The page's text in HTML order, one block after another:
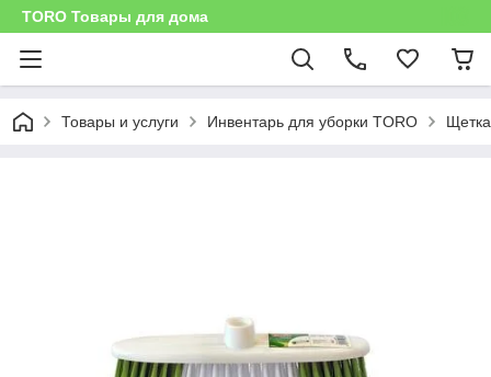
TORO Товары для дома
Товары и услуги Инвентарь для уборки TORO